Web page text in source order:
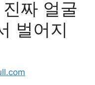
진짜 얼굴
벌어지